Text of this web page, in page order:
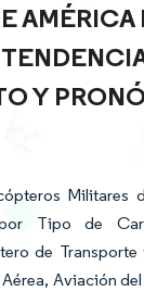
AMÉRICA
Y
Militares
Tipo de
de
Aérea, Aviación